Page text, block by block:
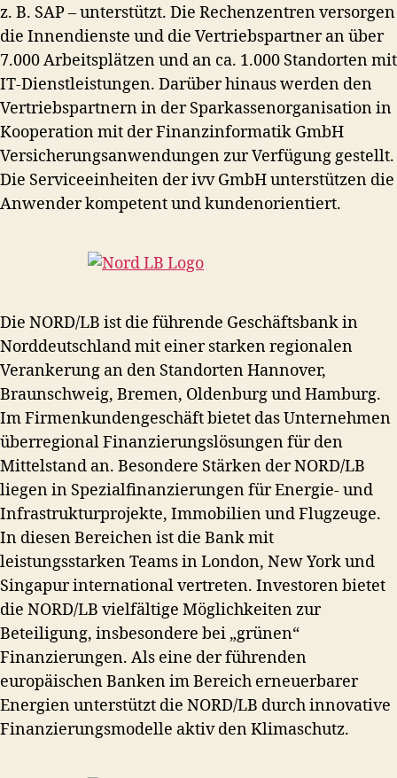
z. B. SAP – unterstützt. Die Rechenzentren versorgen
die Innendienste und die Vertriebspartner an über
7.000 Arbeitsplätzen und an ca. 1.000 Standorten mit
IT-Dienstleistungen. Darüber hinaus werden den
Vertriebspartnern in der Sparkassenorganisation in
Kooperation mit der Finanzinformatik GmbH
Versicherungsanwendungen zur Verfügung gestellt.
Die Serviceeinheiten der ivv GmbH unterstützen die
Anwender kompetent und kundenorientiert.
Die NORD/LB ist die führende Geschäftsbank in
Norddeutschland mit einer starken regionalen
Verankerung an den Standorten Hannover,
Braunschweig, Bremen, Oldenburg und Hamburg.
Im Firmenkundengeschäft bietet das Unternehmen
überregional Finanzierungslösungen für den
Mittelstand an. Besondere Stärken der NORD/LB
liegen in Spezialfinanzierungen für Energie- und
Infrastrukturprojekte, Immobilien und Flugzeuge.
In diesen Bereichen ist die Bank mit
leistungsstarken Teams in London, New York und
Singapur international vertreten. Investoren bietet
die NORD/LB vielfältige Möglichkeiten zur
Beteiligung, insbesondere bei „grünen“
Finanzierungen. Als eine der führenden
europäischen Banken im Bereich erneuerbarer
Energien unterstützt die NORD/LB durch innovative
Finanzierungsmodelle aktiv den Klimaschutz.